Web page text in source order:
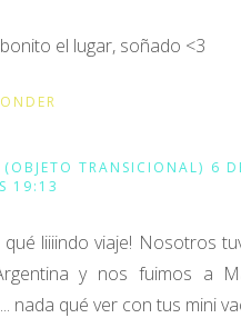
el lugar, soñado <3
TRANSICIONAL) 6
19:13
liiiindo viaje! Nosotros
y nos fuimos a
nada qué ver con tus mini